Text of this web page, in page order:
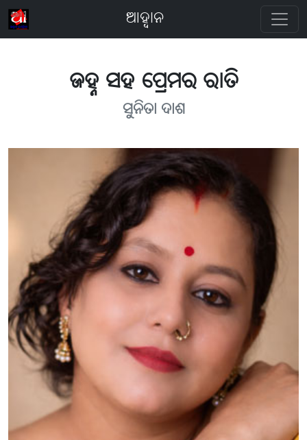
ଆହ୍ବାନ
ଜହ୍ନ ସହ ପ୍ରେମର ରାତି
ସୁନିତା ଦାଶ